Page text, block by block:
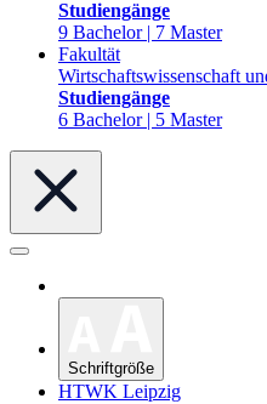
Studiengänge
9 Bachelor | 7 Master
Fakultät
Wirtschaftswissenschaft
Studiengänge
6 Bachelor | 5 Master
Schriftgröße
HTWK Leipzig